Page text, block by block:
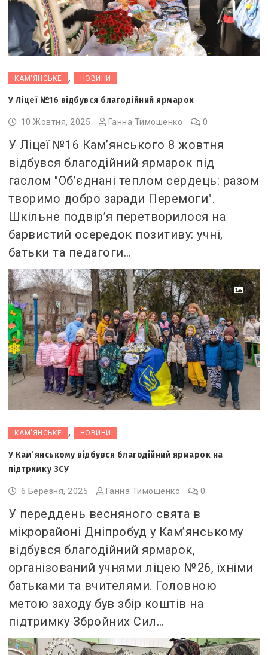
КАМ'ЯНСЬКЕ , НОВИНИ
У Ліцеї №16 відбувся благодійний ярмарок
10 Жовтня, 2025 Ганна Тимошенко 0
У Ліцеї №16 Кам’янського 8 жовтня
відбувся благодійний ярмарок під
гаслом "Об’єднані теплом сердець: разом
творимо добро заради Перемоги".
Шкільне подвір’я перетворилося на
барвистий осередок позитиву: учні,
батьки та педагоги…
КАМ'ЯНСЬКЕ , НОВИНИ
У Кам’янському відбувся благодійний ярмарок на
підтримку ЗСУ
6 Березня, 2025 Ганна Тимошенко 0
У переддень весняного свята в
мікрорайоні Дніпробуд у Кам’янському
відбувся благодійний ярмарок,
організований учнями ліцею №26, їхніми
батьками та вчителями. Головною
метою заходу був збір коштів на
підтримку Збройних Сил…